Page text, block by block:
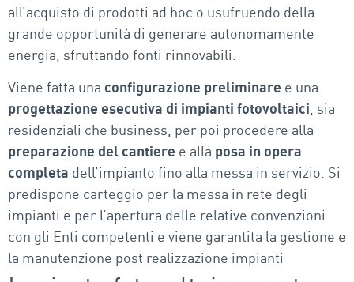
all’acquisto di prodotti ad hoc o usufruendo della
grande opportunità di generare autonomamente
energia, sfruttando fonti rinnovabili.
Viene fatta una configurazione preliminare e una
progettazione esecutiva di impianti fotovoltaici , sia
residenziali che business, per poi procedere alla
preparazione del cantiere e alla posa in opera
completa dell’impianto fino alla messa in servizio. Si
predispone carteggio per la messa in rete degli
impianti e per l’apertura delle relative convenzioni
con gli Enti competenti e viene garantita la gestione e
la manutenzione post realizzazione impianti